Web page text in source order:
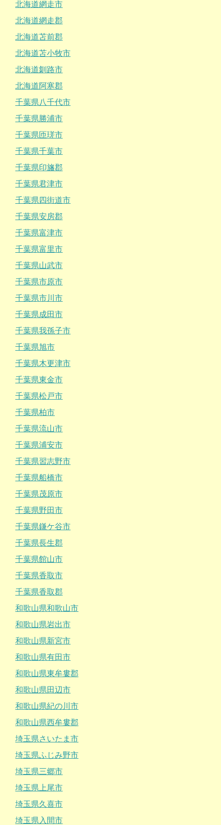
北海道網走市
北海道網走郡
北海道苫前郡
北海道苫小牧市
北海道釧路市
北海道阿寒郡
千葉県八千代市
千葉県勝浦市
千葉県匝瑳市
千葉県千葉市
千葉県印旛郡
千葉県君津市
千葉県四街道市
千葉県安房郡
千葉県富津市
千葉県富里市
千葉県山武市
千葉県市原市
千葉県市川市
千葉県成田市
千葉県我孫子市
千葉県旭市
千葉県木更津市
千葉県東金市
千葉県松戸市
千葉県柏市
千葉県流山市
千葉県浦安市
千葉県習志野市
千葉県船橋市
千葉県茂原市
千葉県野田市
千葉県鎌ケ谷市
千葉県長生郡
千葉県館山市
千葉県香取市
千葉県香取郡
和歌山県和歌山市
和歌山県岩出市
和歌山県新宮市
和歌山県有田市
和歌山県東牟婁郡
和歌山県田辺市
和歌山県紀の川市
和歌山県西牟婁郡
埼玉県さいたま市
埼玉県ふじみ野市
埼玉県三郷市
埼玉県上尾市
埼玉県久喜市
埼玉県入間市